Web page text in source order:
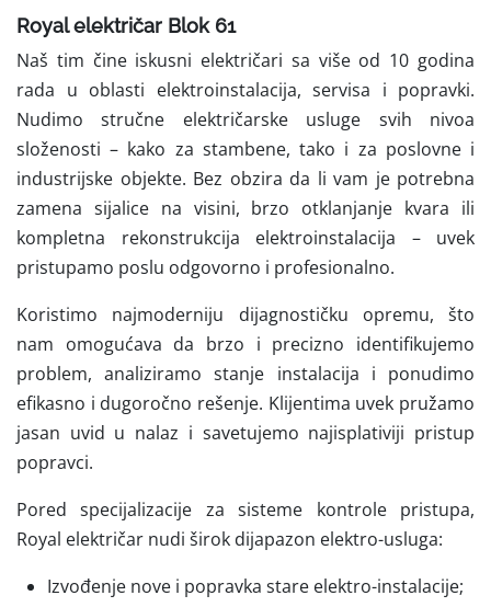
Royal električar Blok 61
Naš tim čine iskusni električari sa više od 10 godina
rada u oblasti elektroinstalacija, servisa i popravki.
Nudimo stručne električarske usluge svih nivoa
složenosti – kako za stambene, tako i za poslovne i
industrijske objekte. Bez obzira da li vam je potrebna
zamena sijalice na visini, brzo otklanjanje kvara ili
kompletna rekonstrukcija elektroinstalacija – uvek
pristupamo poslu odgovorno i profesionalno.
Koristimo najmoderniju dijagnostičku opremu, što
nam omogućava da brzo i precizno identifikujemo
problem, analiziramo stanje instalacija i ponudimo
efikasno i dugoročno rešenje. Klijentima uvek pružamo
jasan uvid u nalaz i savetujemo najisplativiji pristup
popravci.
Pored specijalizacije za sisteme kontrole pristupa,
Royal električar nudi širok dijapazon elektro-usluga:
Izvođenje nove i popravka stare elektro-instalacije;